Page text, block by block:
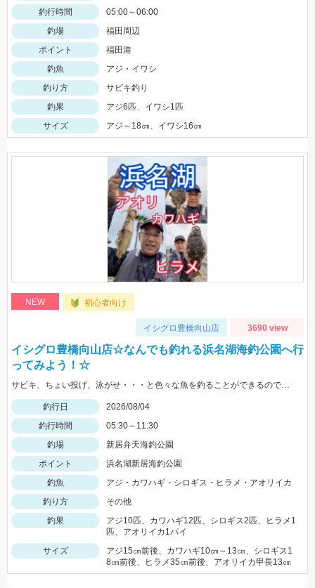
釣行時間
05:00～06:00
釣場
福田周辺
ポイント
福田港
釣魚
アジ・イワシ
釣り方
サビキ釣り
釣果
アジ6匹、イワシ1匹
サイズ
アジ～18㎝、イワシ16㎝
NEW 初心者向け
イシグロ豊橋向山店 3690 view
イシグロ豊橋向山店☆なんでも釣れる浜名湖海釣公園へ行
ってみよう！☆
サビキ、ちょい投げ、泳がせ・・・と色々な魚を釣ることができるので仕掛けも何種類か用意していけば楽しむことができますよ！
釣行日
2026/08/04
釣行時間
05:30～11:30
釣場
新居弁天海釣公園
ポイント
浜名湖新居海釣公園
釣魚
アジ・カワハギ・シロギス・ヒラメ・アオリイカ
釣り方
その他
釣果
アジ10匹、カワハギ12匹、シロギス2匹、ヒラメ1
匹、アオリイカ1パイ
サイズ
アジ15㎝前後、カワハギ10㎝～13㎝、シロギス1
8㎝前後、ヒラメ35㎝前後、アオリイカ甲長13㎝